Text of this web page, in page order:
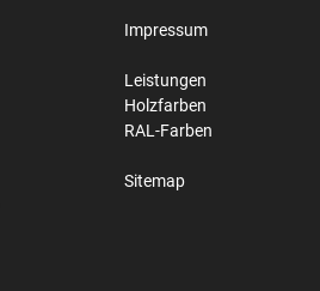
Impressum
Leistungen
Holzfarben
RAL-Farben
Sitemap